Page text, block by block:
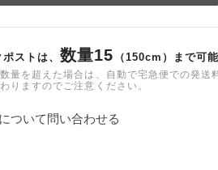
ポストは、数量15 （150cm）まで可能
量を超えた場合は、自動で宅急便での発送
りますのでご注意ください。
ついて問い合わせる